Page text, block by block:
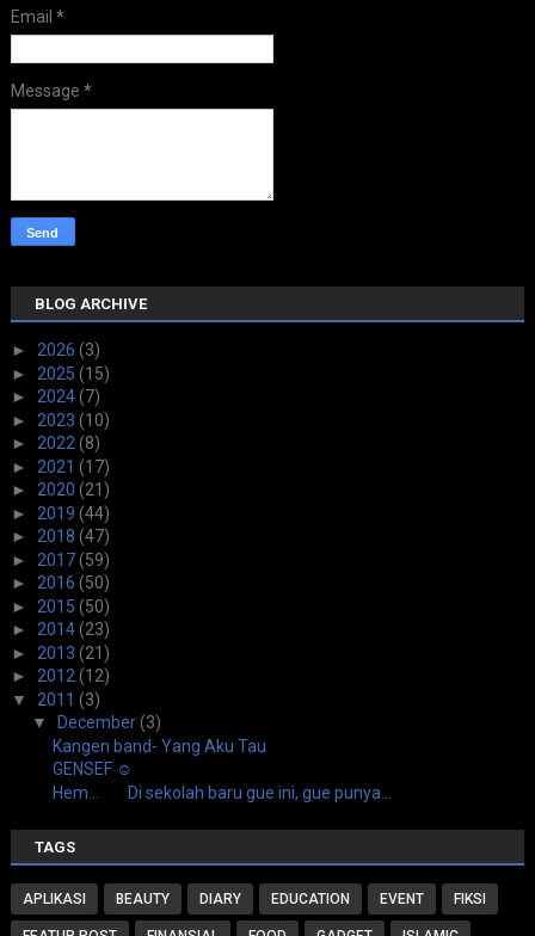
Email *
Message *
BLOG ARCHIVE
► 2026 (3)
► 2025 (15)
► 2024(7)
► 2023 (10)
► 2022 (8)
► 2021 (17)
► 2020 (21)
► 2019 (44)
► 2018 (47)
► 2017(59)
► 2016 (50)
► 2015 (50)
► 2014(23)
► 2013 (21)
► 2012 (12)
▼ 2011 (3)
▼
December(3)
Kangen band- Yang Aku Tau
GENSEF ☺
Hem... Di sekolah baru gue ini, gue punya...
TAGS
APLIKASI BEAUTY DIARY EDUCATION EVENT FIKSI